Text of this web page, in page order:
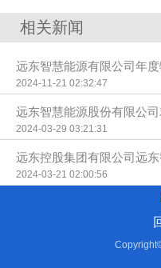
相关新闻
远东智慧能源有限公司年
2024-11-21 02:32:47
远东智慧能源股份有限公
2024-03-29 03:21:31
远东控股集团有限公司远
2024-03-21 02:00:56